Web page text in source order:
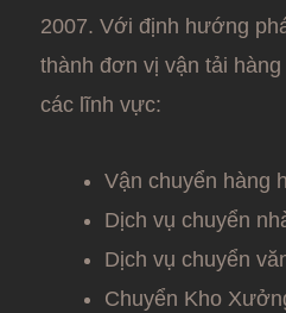
2007. Với định hướng
thành đơn vị vận tải
các lĩnh vực:
Vận chuyển hàng
Dịch vụ chuyển
Dịch vụ chuyển
Chuyển Kho